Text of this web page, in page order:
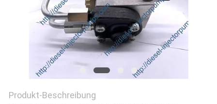
Produkt-Beschreibung